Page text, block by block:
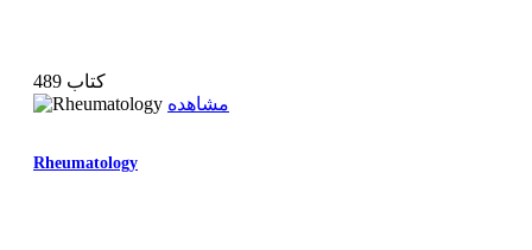
489 کتاب
مشاهده
Rheumatology